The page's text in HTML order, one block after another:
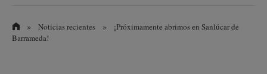
» Noticias recientes »
¡Próximamente abrimos en Sanlúcar de
Barrameda!